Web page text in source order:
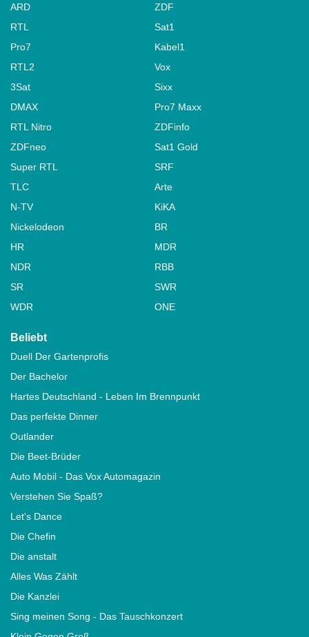
ARD
ZDF
RTL
Sat1
Pro7
Kabel1
RTL2
Vox
3Sat
Sixx
DMAX
Pro7 Maxx
RTL Nitro
ZDFinfo
ZDFneo
Sat1 Gold
Super RTL
SRF
TLC
Arte
N-TV
KiKA
Nickelodeon
BR
HR
MDR
NDR
RBB
SR
SWR
WDR
ONE
Beliebt
Duell Der Gartenprofis
Der Bachelor
Hartes Deutschland - Leben Im Brennpunkt
Das perfekte Dinner
Outlander
Die Beet-Brüder
Auto Mobil - Das Vox Automagazin
Verstehen Sie Spaß?
Let's Dance
Die Chefin
Die anstalt
Alles Was Zählt
Die Kanzlei
Sing meinen Song - Das Tauschkonzert